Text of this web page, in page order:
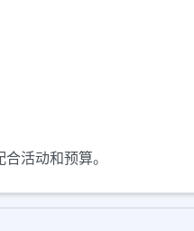
活动和预算。